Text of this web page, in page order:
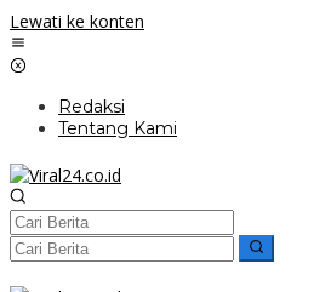
Lewati ke konten
Redaksi
Tentang Kami